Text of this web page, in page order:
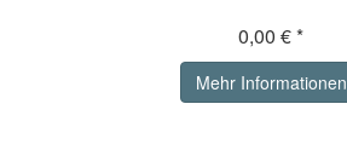
0,00 € *
Mehr Informationen